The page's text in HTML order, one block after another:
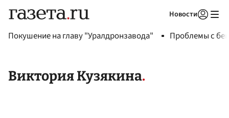
Новости
Покушение на главу "Уралдронзавода" Проблемы с
Виктория Кузякина